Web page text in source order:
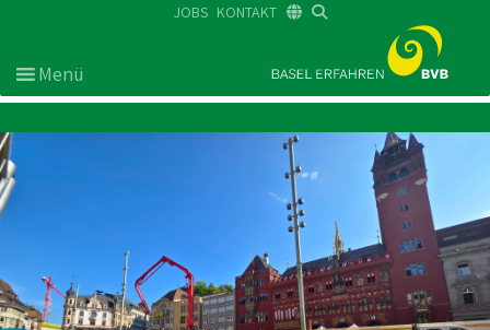
JOBS KONTAKT